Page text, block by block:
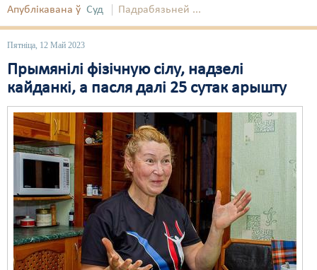
Апублікавана ў Суд Падрабязьней ...
Пятніца, 12 Май 2023
Прымянілі фізічную сілу, надзелі
кайданкі, а пасля далі 25 сутак арышту